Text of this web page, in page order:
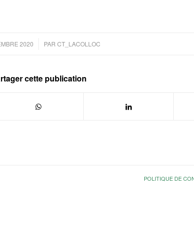
2020
/ PAR CT_LACOLLOC
cette publication
POLITIQUE DE